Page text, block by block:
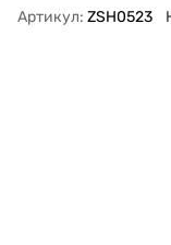
Артикул: ZSH0523
Що шукаєш?